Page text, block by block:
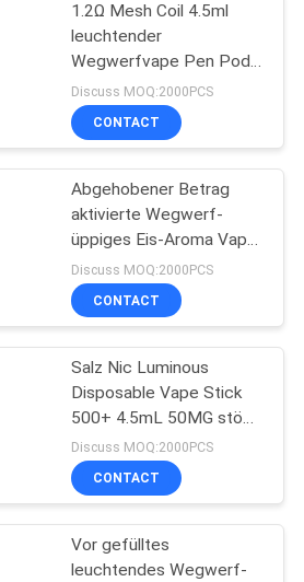
Vape-Stift
Vape-
Gerät
Pen
1.2Ω Mesh Coil 4.5ml
leuchtender
Wegwerfvape Pen Pod
700mAh
Discuss MOQ:2000PCS
CONTACT
Abgehobener Betrag
aktivierte Wegwerf-
üppiges Eis-Aroma Vape-
Hülsen-4.5ml 7000mAh
Discuss MOQ:2000PCS
CONTACT
Salz Nic Luminous
Disposable Vape Stick
500+ 4.5mL 50MG stößt
vor gefüllt luft
Discuss MOQ:2000PCS
CONTACT
Vor gefülltes
leuchtendes Wegwerf-